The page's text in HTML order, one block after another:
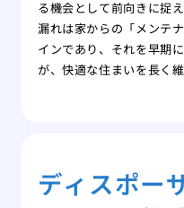
る機会として前向きに捉
漏れは家からの「メンテ
インであり、それを早期
が、快適な住まいを長く
ディスポー